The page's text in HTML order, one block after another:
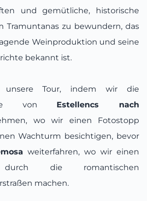
und gemütliche, historische
Tramuntanas zu bewundern, das
Weinproduktion und seine
bekannt ist.
unsere Tour, indem wir die
von Estellencs nach
wo wir einen Fotostopp
Wachturm besichtigen, bevor
weiterfahren, wo wir einen
durch die romantischen
machen.